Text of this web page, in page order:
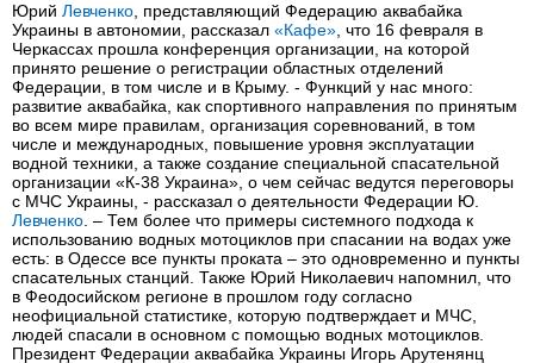
Юрий Левченко , представляющий Федерацию аквабайка
Украины в автономии, рассказал «Кафе» , что 16 февраля в
Черкассах прошла конференция организации, на которой
принято решение о регистрации областных отделений
Федерации, в том числе и в Крыму. - Функций у нас много:
развитие аквабайка, как спортивного направления по принятым
во всем мире правилам, организация соревнований, в том
числе и международных, повышение уровня эксплуатации
водной техники, а также создание специальной спасательной
организации «К-38 Украина», о чем сейчас ведутся переговоры
с МЧС Украины, - рассказал о деятельности Федерации Ю.
Левченко . – Тем более что примеры системного подхода к
использованию водных мотоциклов при спасании на водах уже
есть: в Одессе все пункты проката – это одновременно и пункты
спасательных станций. Также Юрий Николаевич напомнил, что
в Феодосийском регионе в прошлом году согласно
неофициальной статистике, которую подтверждает и МЧС,
людей спасали в основном с помощью водных мотоциклов.
Президент Федерации аквабайка Украины Игорь Арутенянц